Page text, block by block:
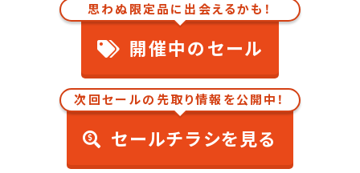
思わぬ限定品に出会えるかも！
開催中のセール
次回セールの先取り情報を公開中！
セールチラシを見る